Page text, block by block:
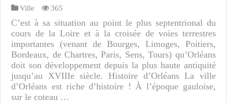
Ville 365
C’est à sa situation au point le plus septentrional du
cours de la Loire et à la croisée de voies terrestres
importantes (venant de Bourges, Limoges, Poitiers,
Bordeaux, de Chartres, Paris, Sens, Tours) qu’Orléans
doit son développement depuis la plus haute antiquité
jusqu’au XVIIIe siècle. Histoire d’Orléans La ville
d’Orléans est riche d’histoire ! À l’époque gauloise,
sur le coteau …